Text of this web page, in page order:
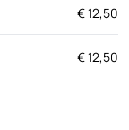
€ 12,50
€ 12,50